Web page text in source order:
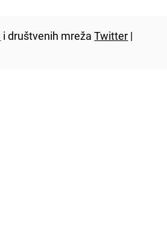
i društvenih mrežaTwitter |